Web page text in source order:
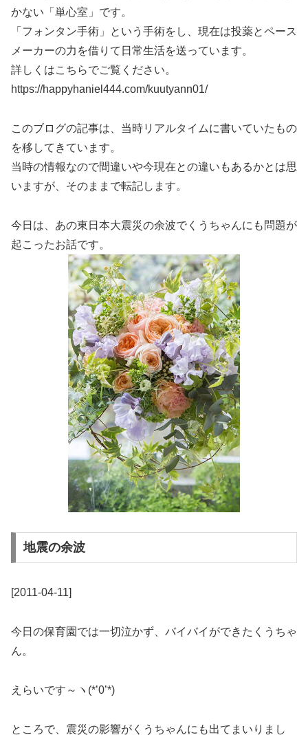
かない「単心室」です。
「フォンタン手術」という手術をし、現在は投薬とペース
メーカーの力を借りて日常生活を送っています。
詳しくはこちらでご覧ください。
https://happyhaniel444.com/kuutyann01/
このブログの記事は、当時リアルタイムに書いていたもの
を移してきています。
当時の情報なので間違いや今現在との違いもあるかとは思
いますが、そのままで転記します。
今日は、あの東日本大震災の余波でくうちゃんにも問題が
起こったお話です。
地震の余波
[2011-04-11]
今日の保育園では一切泣かず、バイバイができたくうちゃ
ん。
えらいです～ヽ(*’0’*)
ところで、震災の影響がくうちゃんにも出てまいりまし